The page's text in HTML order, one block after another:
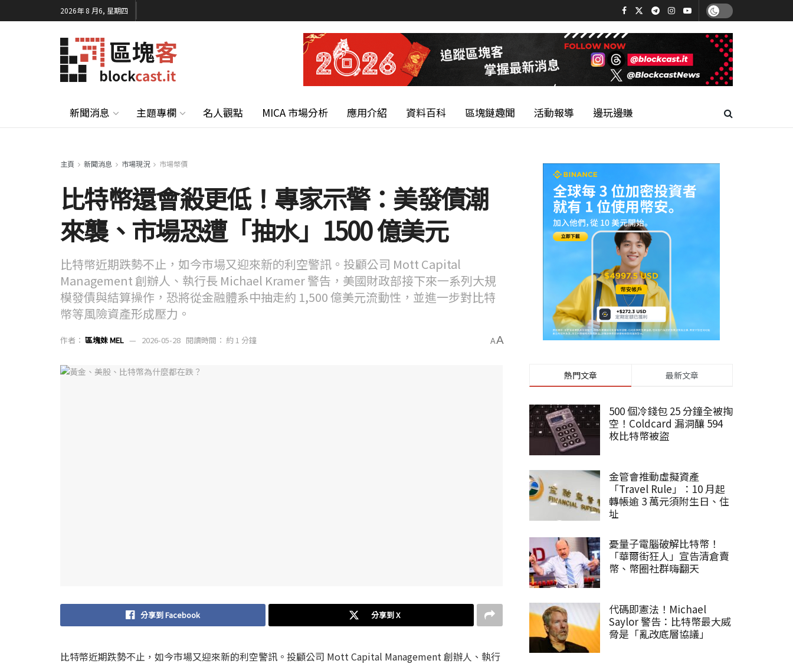
2026年 8 月6, 星期四
新聞消息 主題專欄 名人觀點 MICA 市場分析 應用介紹 資料百科 區塊鏈趣聞 活動報導 邊玩邊賺
主頁 新聞消息 市場現況 市場幣價
比特幣還會殺更低！專家示警：美發債潮
來襲、市場恐遭「抽水」1500 億美元
比特幣近期跌勢不止，如今市場又迎來新的利空警訊。投顧公司 Mott Capital
Management 創辦人、執行長 Michael Kramer 警告，美國財政部接下來一系列大規
模發債與結算操作，恐將從金融體系中抽走約 1,500 億美元流動性，並進一步對比特
幣等風險資產形成壓力。
作者： 區塊妹 MEL 2026-05-28 閱讀時間： 約 1 分鐘 AA
分享到 Facebook 分享到 X
比特幣近期跌勢不止，如今市場又迎來新的利空警訊。投顧公司 Mott Capital Management 創辦人、執行
熱門文章 最新文章
500 個冷錢包 25 分鐘全被掏
空！Coldcard 漏洞釀 594
枚比特幣被盜
金管會推動虛擬資產
「Travel Rule」：10 月起
轉帳逾 3 萬元須附生日、住
址
憂量子電腦破解比特幣！
「華爾街狂人」宣告清倉賣
幣、幣圈社群嗨翻天
代碼即憲法！Michael
Saylor 警告：比特幣最大威
脅是「亂改底層協議」